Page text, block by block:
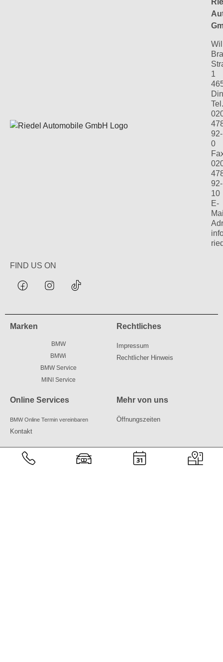
1
92-
0
92-
10
E-
FIND US ON
Marken
BMW
BMWi
BMW Service
MINI Service
Rechtliches
Impressum
Rechtlicher Hinweis
Online Services
BMW Online Termin vereinbaren
Kontakt
Mehr von uns
Öffnungszeiten